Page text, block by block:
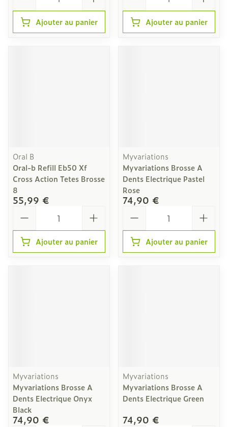
Ajouter au panier Ajouter au panier
Oral B
Oral-b Refill Eb50 Xf
Cross Action Tetes Brosse
8
55,99 €
Ajouter au panier
Myvariations
Myvariations Brosse A
Dents Electrique Pastel
Rose
74,90 €
Ajouter au panier
Myvariations
Myvariations Brosse A
Dents Electrique Onyx
Black
74,90 €
Myvariations
Myvariations Brosse A
Dents Electrique Green
74,90 €